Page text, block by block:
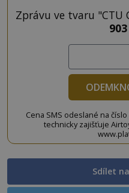
Zprávu ve tvaru "CTU
Cena SMS odeslané na číslo
technicky zajišťuje
Sdílet